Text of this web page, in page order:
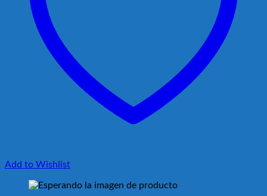
Add to Wishlist